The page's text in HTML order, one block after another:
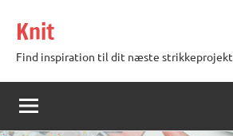
indhold
Knit
Find inspiration til dit næste strikkeprojekt